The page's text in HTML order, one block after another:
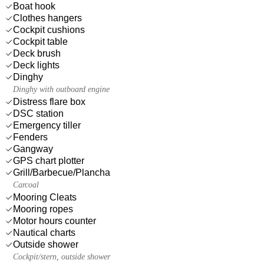
Boat hook
Clothes hangers
Cockpit cushions
Cockpit table
Deck brush
Deck lights
Dinghy
Dinghy with outboard engine
Distress flare box
DSC station
Emergency tiller
Fenders
Gangway
GPS chart plotter
Grill/Barbecue/Plancha
Carcoal
Mooring Cleats
Mooring ropes
Motor hours counter
Nautical charts
Outside shower
Cockpit/stern, outside shower